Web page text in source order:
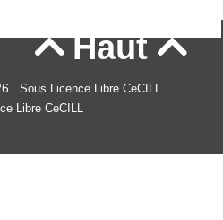
Haut
Sous Licence Libre CeCILL
Libre CeCILL